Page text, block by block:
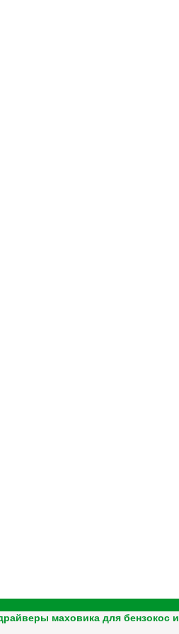
маховика для бензокос и